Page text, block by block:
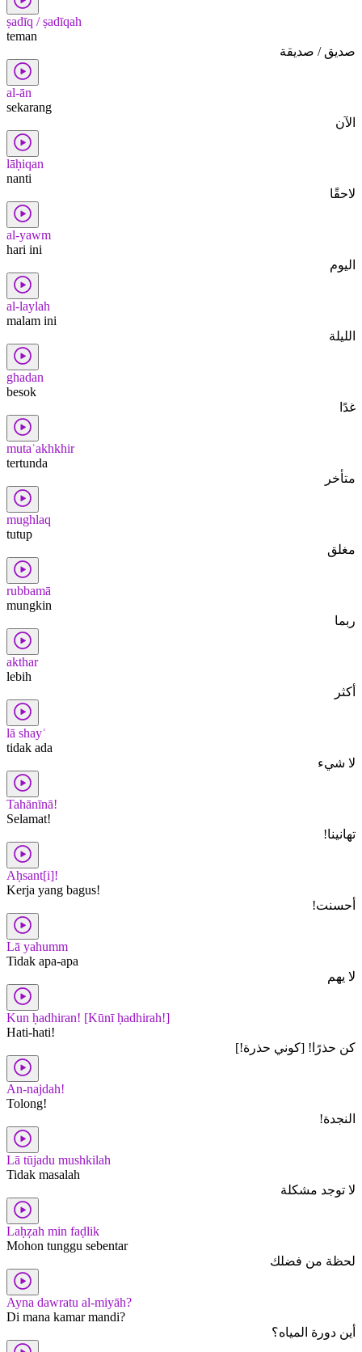
ṣadīq / ṣadīqah
teman
صديق / صديقة
al-ān
sekarang
الآن
lāḥiqan
nanti
لاحقًا
al-yawm
hari ini
اليوم
al-laylah
malam ini
الليلة
ghadan
besok
غدًا
mutaʾakhkhir
tertunda
متأخر
mughlaq
tutup
مغلق
rubbamā
mungkin
ربما
akthar
lebih
أكثر
lā shayʾ
tidak ada
لا شيء
Tahānīnā!
Selamat!
تهانينا!
Aḥsant[i]!
Kerja yang bagus!
أحسنت!
Lā yahumm
Tidak apa-apa
لا يهم
Kun ḥadhiran! [Kūnī ḥadhirah!]
Hati-hati!
كن حذرًا! [كوني حذرة!]
An-najdah!
Tolong!
النجدة!
Lā tūjadu mushkilah
Tidak masalah
لا توجد مشكلة
Laḥẓah min faḍlik
Mohon tunggu sebentar
لحظة من فضلك
Ayna dawratu al-miyāh?
Di mana kamar mandi?
أين دورة المياه؟